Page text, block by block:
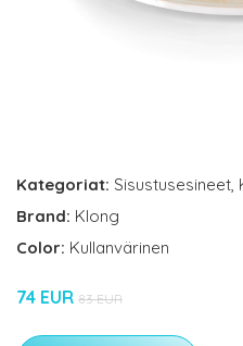
Kategoriat: Sisustusesineet,
Brand: Klong
Color: Kullanvärinen
74 EUR 83 EUR